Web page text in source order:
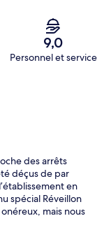
9,0
Personnel et service
des arrêts
déçus de par
en
spécial Réveillon
mais nous